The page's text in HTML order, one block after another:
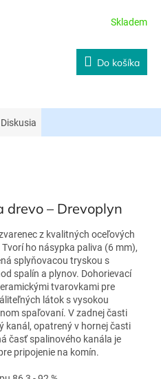
A
R
M
O
Skladem
Do košíka
Diskusia
drevo – Drevoplyn
z kvalitných oceľových
ho násypka paliva (6 mm),
splyňovacou tryskou s
spalín a plynov. Dohorievací
tvarovkami pre
látok s vysokou
spaľovaní. V zadnej časti
kanál, opatrený v hornej časti
časť spalinového kanála je
pripojenie na komín.